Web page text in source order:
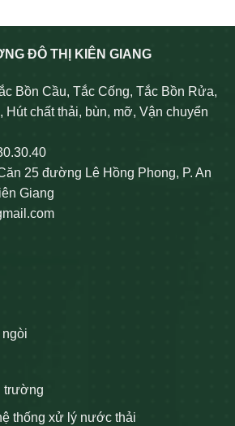
ĐÔ THỊ KIÊN GIANG
Bồn Cầu, Tắc Cống, Tắc Bồn Rửa,
Hút chất thải, bùn, mỡ, Vận chuyển
25 đường Lê Hồng Phong, P. An
Giang
trường
thống xử lý nước thải